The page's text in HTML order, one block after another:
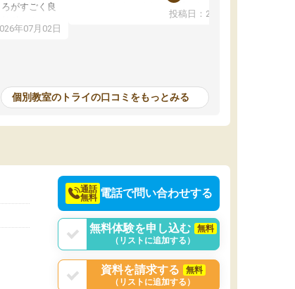
がすごく良
科によって
、わかりやす
、他の先生が
に質問できる
年07月02日
てくれました。また、個別にやってくれること
でわからないところをすぐに質問することがで
した。
投稿日：2026年06月19日
個別教室のトライの口コミをもっとみる
通話
無料 電話で問い合わせする
無料体験を申し込む
無料
（リストに追加する）
資料を請求する
無料
（リストに追加する）